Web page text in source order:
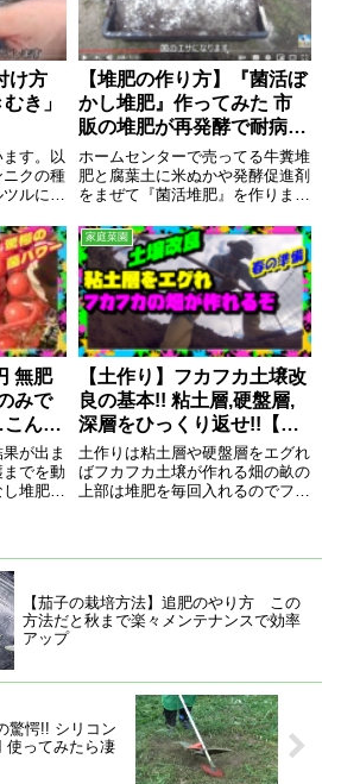
け方
き」
す。以
クの種
ルにし
らしく
【堆肥の作り方】『菌活ぼ
かし堆肥』作ってみた 市
販の堆肥が再発酵で耐病性
パワーアップ
ホームセンターで売ってる牛糞堆
肥と腐葉土に米ぬかや発酵促進剤
をまぜて『菌活堆肥』を作りまし
微生物が活発に活動するウルトラ
堆肥の出来...
無肥
みで
んな
たが出ま
までを動
堆肥な
家庭菜園
【土作り】フカフカ土壌改
良の基本!! 粘土層,硬盤層,
深層をひっくり返せ!!【天
地返し】【土壌改良】
土作りは粘土層や硬盤層をエグれ
ばフカフカ土壌が作れる畑の畝の
上部は堆肥を毎回入れるのでフカ
【茄子の栽培方法】追肥のやり方 この
方法だと秋まで楽々メンテナンスで効率
アップ
驚愕!! シリコン
使ってみたら凄